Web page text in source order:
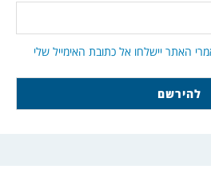
האתר יישלחו אל כתובת האימייל שלי